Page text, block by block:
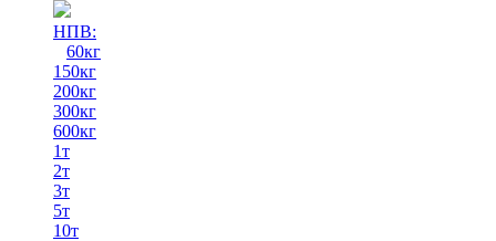
НПВ:
60кг
150кг
200кг
300кг
600кг
1т
2т
3т
5т
10т